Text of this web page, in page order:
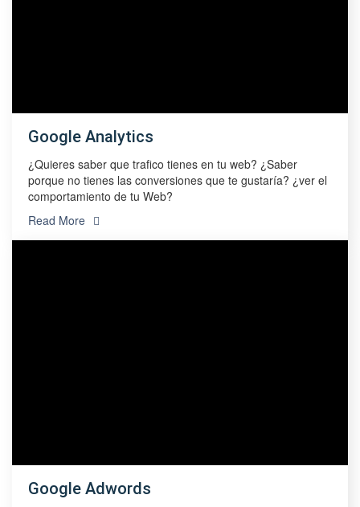
Google Analytics
¿Quieres saber que trafico tienes en tu web? ¿Saber
porque no tienes las conversiones que te gustaría? ¿ver el
comportamiento de tu Web?
Read More
Google Adwords